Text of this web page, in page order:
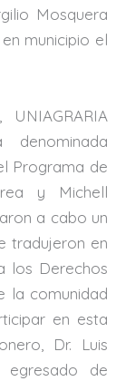
Mosquera
municipio el
Programa de
y Michell
a cabo un
tradujeron en
los Derechos
la comunidad
en esta
Dr. Luis
egresado de